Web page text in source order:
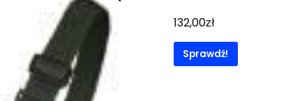
132,00zł
Sprawdź!